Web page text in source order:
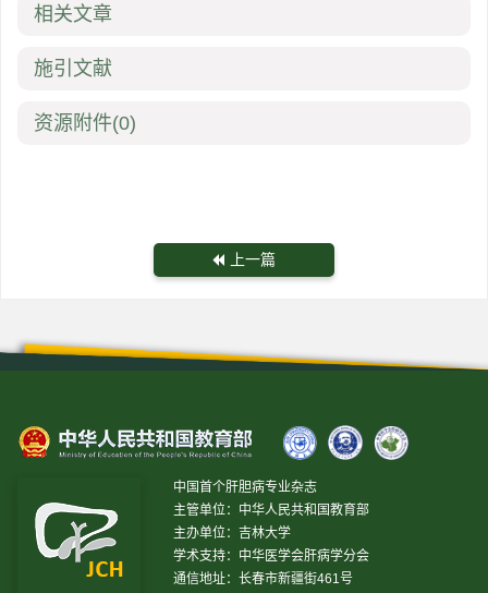
相关文章
施引文献
资源附件(0)
上一篇
中国首个肝胆病专业杂志
主管单位：中华人民共和国教育部
主办单位：吉林大学
学术支持：中华医学会肝病学分会
通信地址：长春市新疆街461号